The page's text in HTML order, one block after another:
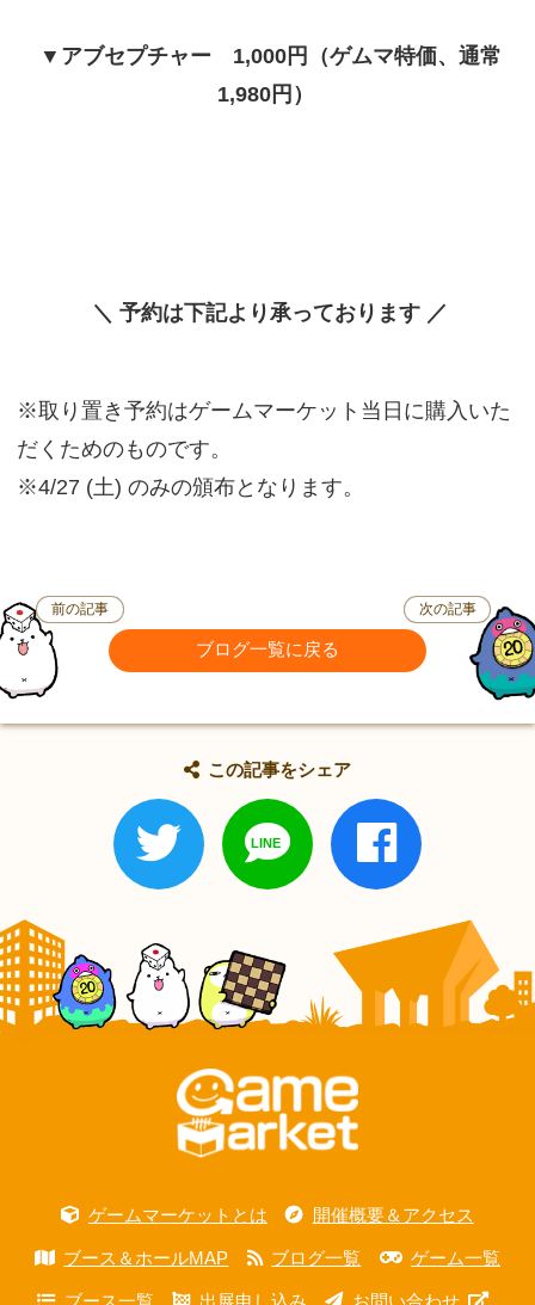
▼アブセプチャー 1,000円（ゲムマ特価、通常
1,980円）
＼ 予約は下記より承っております ／
※取り置き予約はゲームマーケット当日に購入いた
だくためのものです。
※4/27 (土) のみの頒布となります。
前の記事
ブログ一覧に戻る
次の記事
この記事をシェア
ゲームマーケットとは 開催概要＆アクセス
ブース＆ホールMAP ブログ一覧 ゲーム一覧
ブース一覧 出展申し込み お問い合わせ